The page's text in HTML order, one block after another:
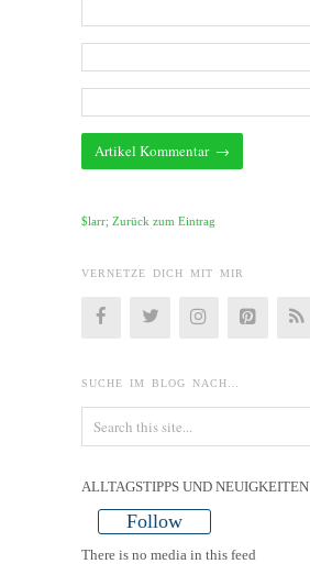
$larr; Zurück zum Eintrag
VERNETZE DICH MIT MIR
SUCHE IM BLOG NACH…
ALLTAGSTIPPS UND NEUIGKEITEN
Follow
There is no media in this feed